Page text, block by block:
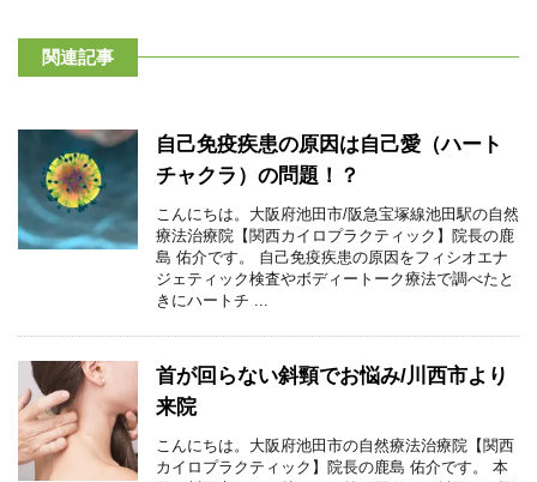
関連記事
自己免疫疾患の原因は自己愛（ハート
チャクラ）の問題！？
こんにちは。大阪府池田市/阪急宝塚線池田駅の自然
療法治療院【関西カイロプラクティック】院長の鹿
島 佑介です。 自己免疫疾患の原因をフィシオエナ
ジェティック検査やボディートーク療法で調べたと
きにハートチ ...
首が回らない斜頸でお悩み/川西市より
来院
こんにちは。大阪府池田市の自然療法治療院【関西
カイロプラクティック】院長の鹿島 佑介です。 本